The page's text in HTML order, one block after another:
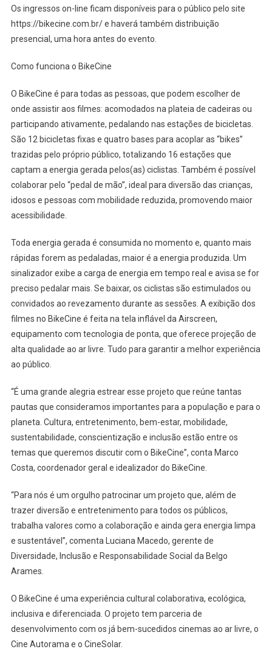
Os ingressos on-line ficam disponíveis para o público pelo site
https://bikecine.com.br/ e haverá também distribuição
presencial, uma hora antes do evento.
Como funciona o BikeCine
O BikeCine é para todas as pessoas, que podem escolher de
onde assistir aos filmes: acomodados na plateia de cadeiras ou
participando ativamente, pedalando nas estações de bicicletas.
São 12 bicicletas fixas e quatro bases para acoplar as “bikes”
trazidas pelo próprio público, totalizando 16 estações que
captam a energia gerada pelos(as) ciclistas. Também é possível
colaborar pelo “pedal de mão”, ideal para diversão das crianças,
idosos e pessoas com mobilidade reduzida, promovendo maior
acessibilidade.
Toda energia gerada é consumida no momento e, quanto mais
rápidas forem as pedaladas, maior é a energia produzida. Um
sinalizador exibe a carga de energia em tempo real e avisa se for
preciso pedalar mais. Se baixar, os ciclistas são estimulados ou
convidados ao revezamento durante as sessões. A exibição dos
filmes no BikeCine é feita na tela inflável da Airscreen,
equipamento com tecnologia de ponta, que oferece projeção de
alta qualidade ao ar livre. Tudo para garantir a melhor experiência
ao público.
“É uma grande alegria estrear esse projeto que reúne tantas
pautas que consideramos importantes para a população e para o
planeta. Cultura, entretenimento, bem-estar, mobilidade,
sustentabilidade, conscientização e inclusão estão entre os
temas que queremos discutir com o BikeCine”, conta Marco
Costa, coordenador geral e idealizador do BikeCine.
“Para nós é um orgulho patrocinar um projeto que, além de
trazer diversão e entretenimento para todos os públicos,
trabalha valores como a colaboração e ainda gera energia limpa
e sustentável”, comenta Luciana Macedo, gerente de
Diversidade, Inclusão e Responsabilidade Social da Belgo
Arames.
O BikeCine é uma experiência cultural colaborativa, ecológica,
inclusiva e diferenciada. O projeto tem parceria de
desenvolvimento com os já bem-sucedidos cinemas ao ar livre, o
Cine Autorama e o CineSolar.